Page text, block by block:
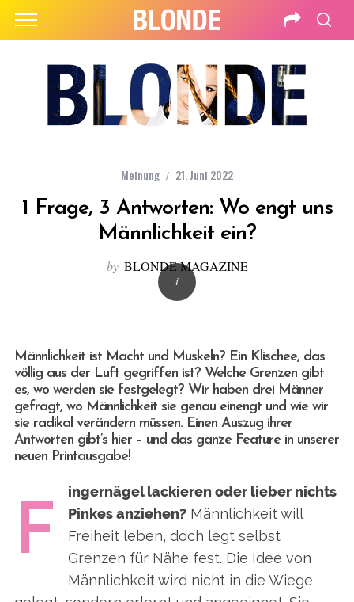
Meinung 21. Juni 2022
1 Frage, 3 Antworten: Wo engt uns
Männlichkeit ein?
by BLONDE MAGAZINE
Männlichkeit ist Macht und Muskeln? Ein Klischee, das
völlig aus der Luft gegriffen ist? Welche Grenzen gibt
es, wo werden sie festgelegt? Wir haben drei Männer
gefragt, wo Männlichkeit sie genau einengt und wie wir
sie radikal verändern müssen. Einen Auszug ihrer
Antworten gibt’s hier – und das ganze Feature in unserer
neuen Printausgabe!
F
ingernägel lackieren oder lieber nichts
Pinkes anziehen?Männlichkeit will
Freiheit leben, doch legt selbst
Grenzen für Nähe fest. Die Idee von
Männlichkeit wird nicht in die Wiege